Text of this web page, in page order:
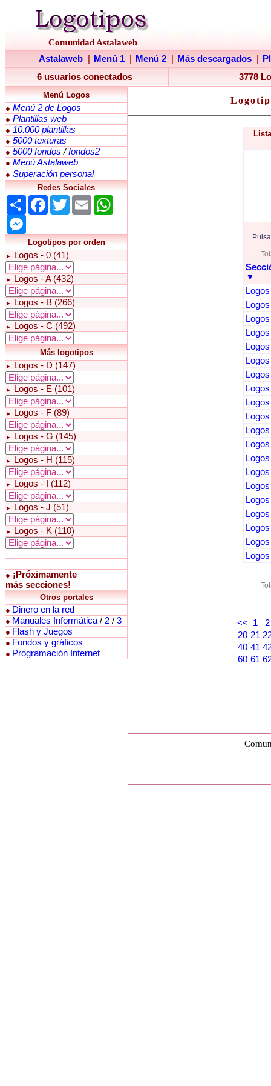
Comunidad Astalaweb
Astalaweb
Menú 1 Menú 2 Más descargados
6 usuarios conectados
3778
Menú Logos
● Menú 2 de Logos
● Plantillas web
● 10.000 plantillas
● 5000 texturas
● 5000 fondos /fondos2
● Menú Astalaweb
● Superación personal
Redes Sociales
Share Facebook
TwitterEmail
Logotipos por orden
► Logos - 0 (41)
► Logos - A (432)
► Logos - B (266)
► Logos - C (492)
Más logotipos
► Logos - D (147)
► Logos - E (101)
► Logos - F (89)
► Logos - G (145)
► Logos - H (115)
► Logos - I (112)
► Logos - J (51)
► Logos - K (110)
● ¡Próximamente
más secciones!
Otros portales
● Dinero en la red
● Manuales Informática / 2 / 3
● Flash y Juegos
● Fondos y gráficos
● Programación Internet
▼
<< 1
2
20 21
40 41
60 61